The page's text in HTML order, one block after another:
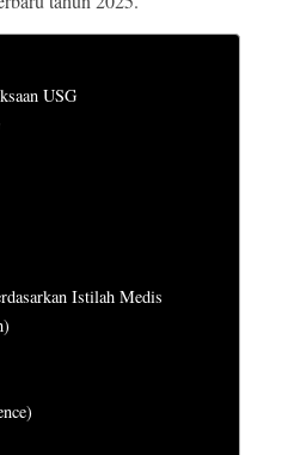
USG
Istilah Medis